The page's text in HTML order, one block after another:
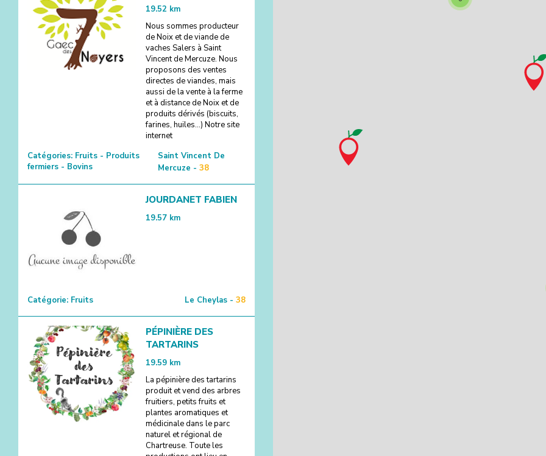
19.52 km
Nous sommes producteur
de Noix et de viande de
vaches Salers à Saint
Vincent de Mercuze. Nous
proposons des ventes
directes de viandes, mais
aussi de la vente à la ferme
et à distance de Noix et de
produits dérivés (biscuits,
farines, huiles...) Notre site
internet
Catégories: Fruits - Produits
fermiers - Bovins
Saint Vincent De
Mercuze - 38
JOURDANET FABIEN
19.57 km
Catégorie: Fruits Le Cheylas - 38
PÉPINIÈRE DES
TARTARINS
19.59 km
La pépinière des tartarins
produit et vend des arbres
fruitiers, petits fruits et
plantes aromatiques et
médicinale dans le parc
naturel et régional de
Chartreuse. Toute les